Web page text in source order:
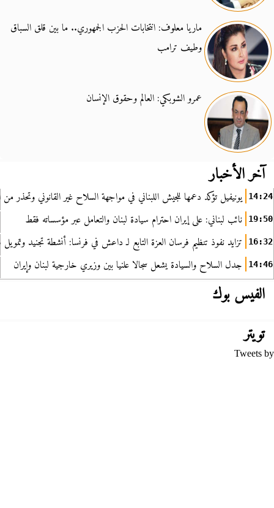
ماريا معلوف: انتخابات الحزب الجمهوري.. ما بين قلق السباق
وطيف ترامب
عمرو الشوبكي: العالم وحقوق الإنسان
آخر الأخبار
14:24 يونيفيل تؤكد دعمها للجيش اللبناني في مواجهة السلاح غير القانوني وتحذر من
19:50 نائب لبناني: على إيران احترام سيادة لبنان والتعامل عبر مؤسساته فقط
16:32 تزايد نفوذ تنظيم فرسان العزة التابع لـ داعش في فرنسا: أنشطة تجنيد
14:46 جدل السلاح والسيادة يشعل سجالا علنيا بين وزيري خارجية لبنان وإيران
الفيس بوك
تويتر
Tweets by